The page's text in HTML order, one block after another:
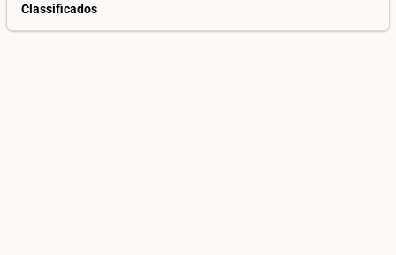
Classificados